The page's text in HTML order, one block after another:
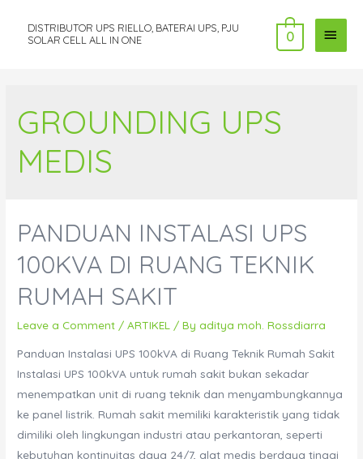
DISTRIBUTOR UPS RIELLO, BATERAI UPS, PJU
SOLAR CELL ALL IN ONE
MAIN
0
GROUNDING UPS
MEDIS
PANDUAN INSTALASI UPS
100KVA DI RUANG TEKNIK
RUMAH SAKIT
Leave a Comment /ARTIKEL / Byaditya moh. Rossdiarra
Panduan Instalasi UPS 100kVA di Ruang Teknik Rumah Sakit
Instalasi UPS 100kVA untuk rumah sakit bukan sekadar
menempatkan unit di ruang teknik dan menyambungkannya
ke panel listrik. Rumah sakit memiliki karakteristik yang tidak
dimiliki oleh lingkungan industri atau perkantoran, seperti
kebutuhan kontinuitas daya 24/7, alat medis berdaya tinggi